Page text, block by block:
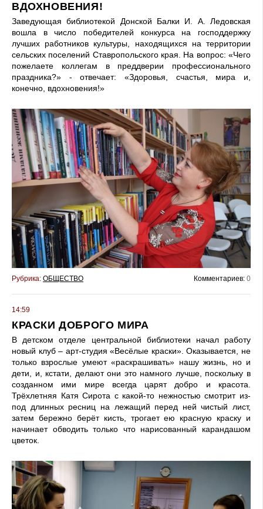
ВДОХНОВЕНИЯ!
Заведующая библиотекой Донской Балки И. А. Ледовская
вошла в число победителей конкурса на господдержку
лучших работников культуры, находя­щихся на территории
сельских поселе­ний Ставропольского края. На вопрос: «Чего
пожелаете коллегам в преддверии профессионального
праздника?» - отвечает: «Здоровья, счастья, мира и,
конечно, вдохновения!»
Рубрика: ОБЩЕСТВО Комментариев: 0
14:59
КРАСКИ ДОБРОГО МИРА
В детском отделе централь­ной библиотеки начал работу
новый клуб – арт-студия «Весёлые краски». Оказы­вается, не
только взрослые умеют «раскрашивать» нашу жизнь, но и
дети, и, кстати, делают они это намного луч­ше, поскольку в
созданном ими мире всегда царят добро и красота.
Трёхлетняя Катя Сирота с какой-то нежностью смотрит из-
под длинных ресниц на ле­жащий перед ней чистый лист,
затем бережно берёт кисть, трогает ею красную краску и
начинает обводить только что нарисованный карандашом
цветок.